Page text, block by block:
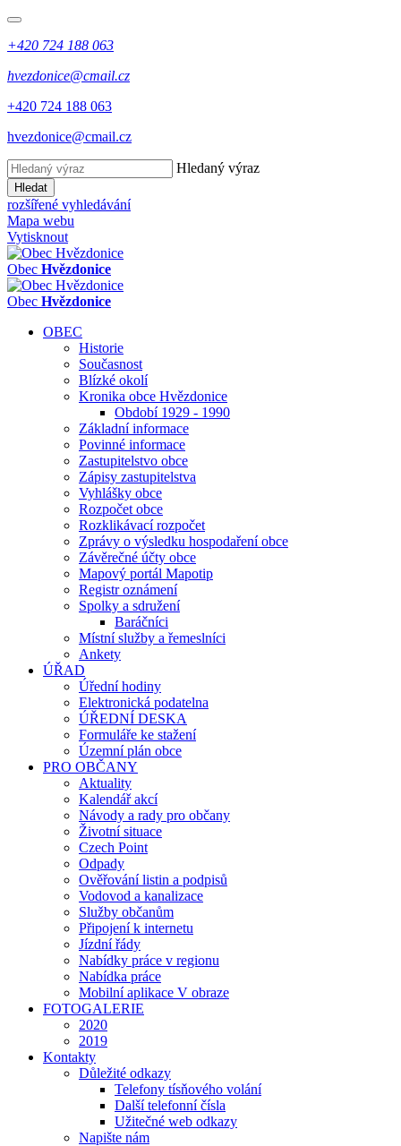
+420 724 188 063
hvezdonice@cmail.cz
+420 724 188 063
hvezdonice@cmail.cz
Hledaný výraz
Hledat
rozšířené vyhledávání
Mapa webu
Vytisknout
Obec Hvězdonice
Obec Hvězdonice
OBEC
Historie
Současnost
Blízké okolí
Kronika obce Hvězdonice
Období 1929 - 1990
Základní informace
Povinné informace
Zastupitelstvo obce
Zápisy zastupitelstva
Vyhlášky obce
Rozpočet obce
Rozklikávací rozpočet
Zprávy o výsledku hospodaření obce
Závěrečné účty obce
Mapový portál Mapotip
Registr oznámení
Spolky a sdružení
Baráčníci
Místní služby a řemeslníci
Ankety
ÚŘAD
Úřední hodiny
Elektronická podatelna
ÚŘEDNÍ DESKA
Formuláře ke stažení
Územní plán obce
PRO OBČANY
Aktuality
Kalendář akcí
Návody a rady pro občany
Životní situace
Czech Point
Odpady
Ověřování listin a podpisů
Vodovod a kanalizace
Služby občanům
Připojení k internetu
Jízdní řády
Nabídky práce v regionu
Nabídka práce
Mobilní aplikace V obraze
FOTOGALERIE
2020
2019
Kontakty
Důležité odkazy
Telefony tísňového volání
Další telefonní čísla
Užitečné web odkazy
Napište nám